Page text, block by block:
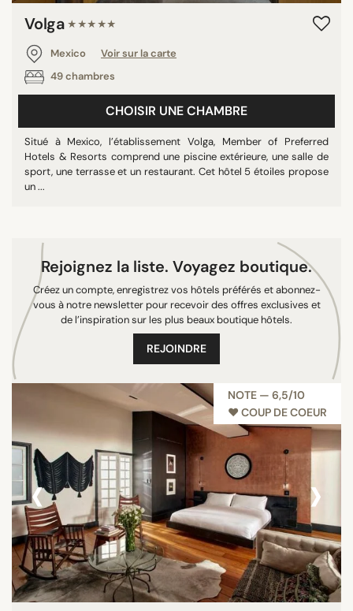
QUARTIER
Centre Historique
Condesa
Cuauhtémoc
Mexico Stad
Roma
Volga ★★★★★
Mexico
Voir sur la carte
49 chambres
CHOISIR UNE CHAMBRE
Situé à Mexico, l’établissement Volga, Member of Preferred
Hotels & Resorts comprend une piscine extérieure, une salle de
sport, une terrasse et un restaurant. Cet hôtel 5 étoiles propose
un ...
Rejoignez la liste. Voyagez boutique.
Créez un compte, enregistrez vos hôtels préférés et abonnez-
vous à notre newsletter pour recevoir des offres exclusives et
de l’inspiration sur les plus beaux boutique hôtels.
REJOINDRE
NOTE — 6,5/10
♥︎ COUP DE COEUR
‹ ›